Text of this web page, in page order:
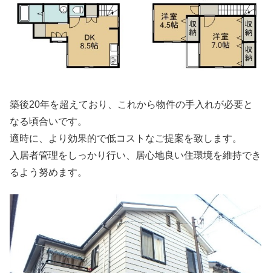
築後20年を超えており、これから物件の手入れが必要と
なる頃合いです。
適時に、より効果的で低コストなご提案を致します。
入居者管理をしっかり行い、居心地良い住環境を維持でき
るよう努めます。